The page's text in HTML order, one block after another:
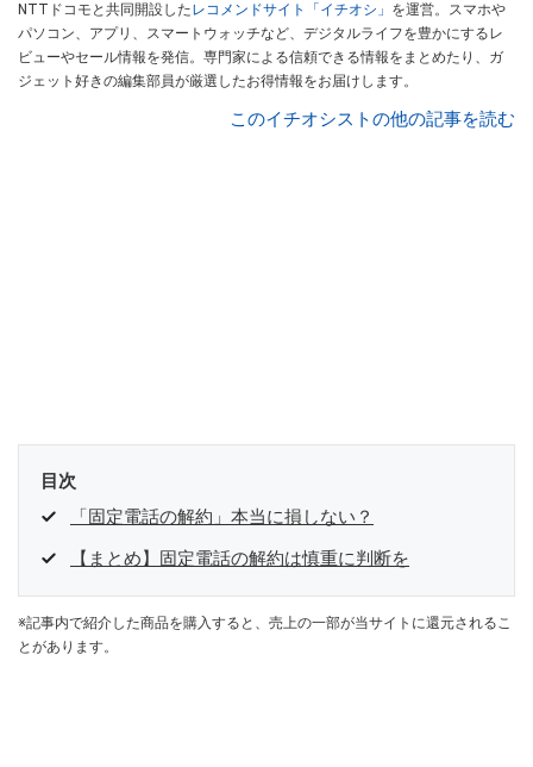
NTTドコモと共同開設したレコメンドサイト「イチオシ」 を運営。スマホや
パソコン、アプリ、スマートウォッチなど、デジタルライフを豊かにするレ
ビューやセール情報を発信。専門家による信頼できる情報をまとめたり、ガ
ジェット好きの編集部員が厳選したお得情報をお届けします。
このイチオシストの他の記事を読む
目次
「固定電話の解約」本当に損しない？
【まとめ】固定電話の解約は慎重に判断を
※記事内で紹介した商品を購入すると、売上の一部が当サイトに還元されるこ
とがあります。